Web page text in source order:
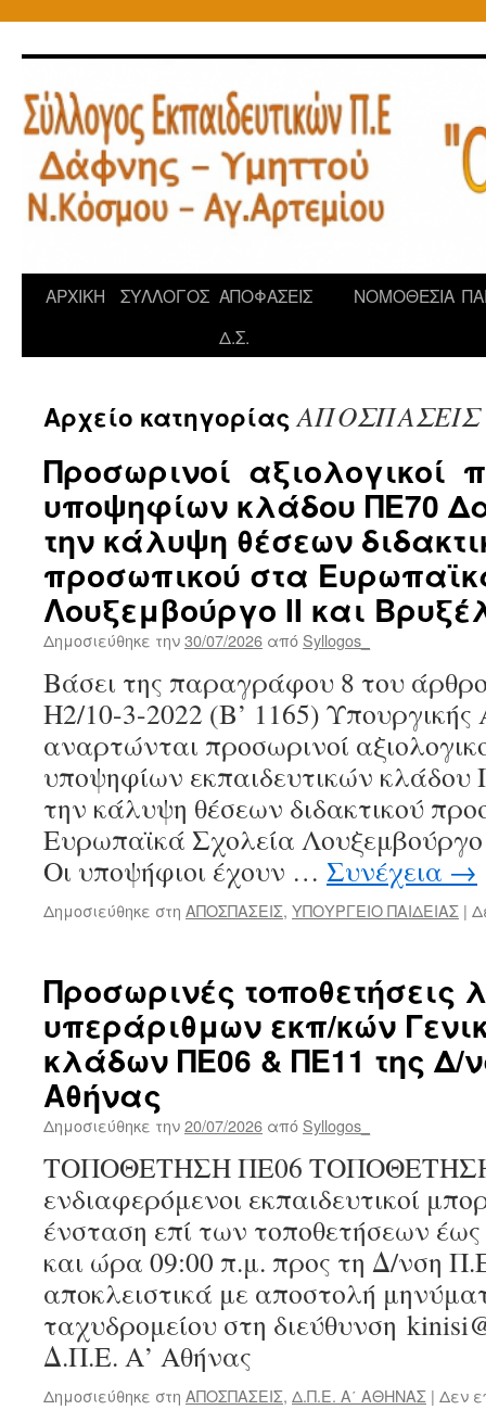
ΑΡΧΙΚΗ ΣΥΛΛΟΓΟΣ ΑΠΟΦΑΣΕΙΣ
Δ.Σ.
ΝΟΜΟΘΕΣΙΑ
Αρχείο κατηγορίαςΑΠΟΣΠΑΣΕΙΣ
Προσωρινοί αξιολογικοί
υποψηφίων κλάδου ΠΕ70
την κάλυψη θέσεων
προσωπικού στα
Λουξεμβούργο ΙΙ και
Δημοσιεύθηκε την30/07/2026 από Syllogos_
Βάσει της παραγράφου 8 του
Η2/10-3-2022 (Β’ 1165)
αναρτώνται προσωρινοί
υποψηφίων εκπαιδευτικών
την κάλυψη θέσεων διδακτικού
Ευρωπαϊκά Σχολεία Λουξεμβούργο
Οι υποψήφιοι έχουν … Συνέχεια →
Δημοσιεύθηκε στη ΑΠΟΣΠΑΣΕΙΣ, ΥΠΟΥΡΓΕΙΟ ΠΑΙΔΕΙΑΣ |
Προσωρινές τοποθετήσεις
υπεράριθμων εκπ/κών
κλάδων ΠΕ06 & ΠΕ11 της Δ/
Αθήνας
Δημοσιεύθηκε την20/07/2026 από Syllogos_
ΤΟΠΟΘΕΤΗΣΗ ΠΕ06
ενδιαφερόμενοι εκπαιδευτικοί
ένσταση επί των τοποθετήσεων
και ώρα 09:00 π.μ. προς τη Δ/νση
αποκλειστικά με αποστολή
ταχυδρομείου στη διεύθυνση
Δ.Π.Ε. Α’ Αθήνας
Δημοσιεύθηκε στη ΑΠΟΣΠΑΣΕΙΣ, Δ.Π.Ε. Α΄ ΑΘΗΝΑΣ | Δεν